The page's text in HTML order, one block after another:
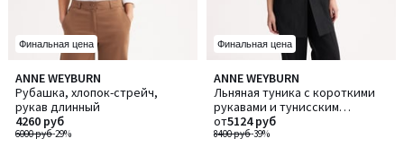
Финальная цена
ANNE WEYBURN
Рубашка, хлопок-стрейч,
рукав длинный
6000 руб-29%
4260 руб
4
/
5
Финальная цена
ANNE WEYBURN
Льняная туника с короткими
рукавами и тунисским
воротником
8400 руб-39%
от5124 руб
5
/
5